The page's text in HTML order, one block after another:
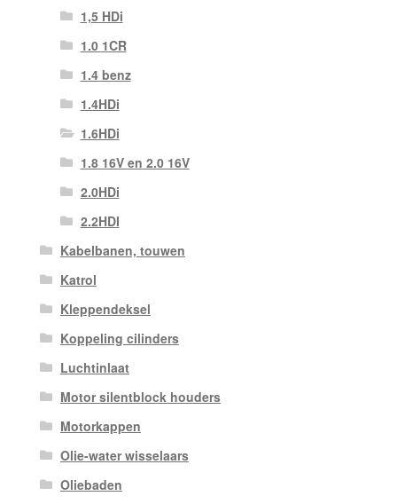
1,5 HDi
1.0 1CR
1.4 benz
1.4HDi
1.6HDi
1.8 16V en 2.0 16V
2.0HDi
2.2HDI
Kabelbanen, touwen
Katrol
Kleppendeksel
Koppeling cilinders
Luchtinlaat
Motor silentblock houders
Motorkappen
Olie-water wisselaars
Oliebaden